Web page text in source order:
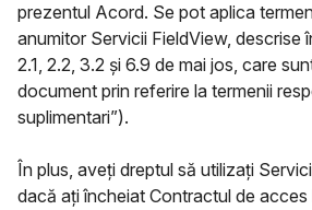
prezentul Acord. Se pot aplica
anumitor Servicii FieldView, descrise
2.1, 2.2, 3.2 și 6.9 de mai jos, care
document prin referire la termenii
suplimentari”).
În plus, aveți dreptul să utilizați
dacă ați încheiat Contractul de